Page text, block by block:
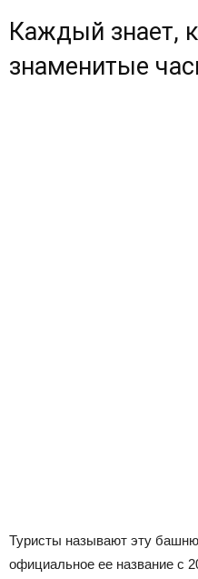
Каждый знает,
знаменитые
Туристы называют эту
официальное ее название с